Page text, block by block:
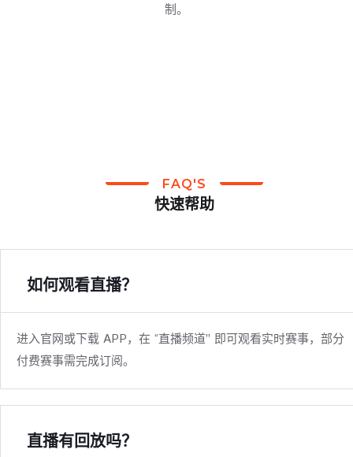
制。
FAQ'S
快速帮助
如何观看直播？
进入官网或下载 APP，在 “直播频道” 即可观看实时赛事，部分
付费赛事需完成订阅。
直播有回放吗？